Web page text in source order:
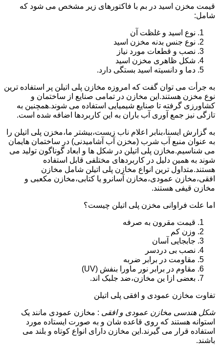
قیمت مخزن اسید در بم با فاکتورهای زیر مشخص می شود که
شامل:
نوع اسید و غلظت آن
نوع جنس بدنه مخزن اسید
نصب و قطعات مورد نیاز
شکل ظاهری مخزن اسید
دما و دانسیته اسید بستگی دارد.
به جرأت می توان گفت که امروزه مخازن پلی اتیلن پر استفاده ترین
نوع مخزن هستند.این مخازن در تمامی صنایع از ساختمان و
کشاورزی گرفته تا صنایع شیمیایی استفاده می شوند.همچنین به
تازگی نیز جمع آوری آب باران به این کاربردها اضافه شده است.
به گزارش ایسنا،بنابر اعلام ناب زیست،بیشتر ما،مخزن پلی اتیلن را
به عنوان منبع آب شرب (مخزن آب آشامیدنی) در ساختمان هایمان
می شناسیم.مخازن پلی اتیلن در شکل ها و ابعاد گوناگون تولید می
شوند به همین دلیل در کاربردهای مختلفی قابل استفاده
هستند.متداول ترین انواع مخازن پلی اتیلن شامل مخازن
افقی،مخازن عمودی،مخازن آسانرو یا کتابی،مخازن مکعبی و
مخازن قیفی هستند.
اما علت فراوانی مخزن پلی اتیلن چیست؟
قیمت مقرون به صرفه
وزن کم
جابجایی آسان
نصب بی دردسر
مقاومت در برابر ضربه
مقاوم در برابر نور ماورا بنفش (UV)
بعضی ازا ین مخازن،ضد جلبک اند.
تفاوت مخازن عمودی و افقی پلی اتیلن
شکل هندسی مخازن عمودی و افقی : مخازن عمودی مانند یک
استوانه هستند که روی قاعده شان و به صورت ایستاده مورد
استفاده قرار می گیرند.این مخازن دارای انواع کوتاه و بلند می
باشند.